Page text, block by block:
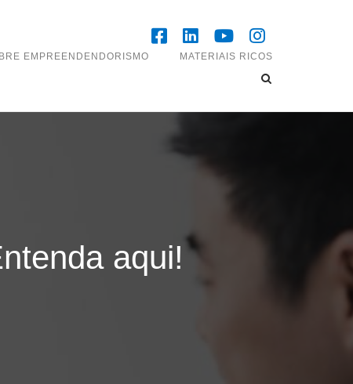
EMPREENDENDORISMO MATERIAIS RICOS
aqui!